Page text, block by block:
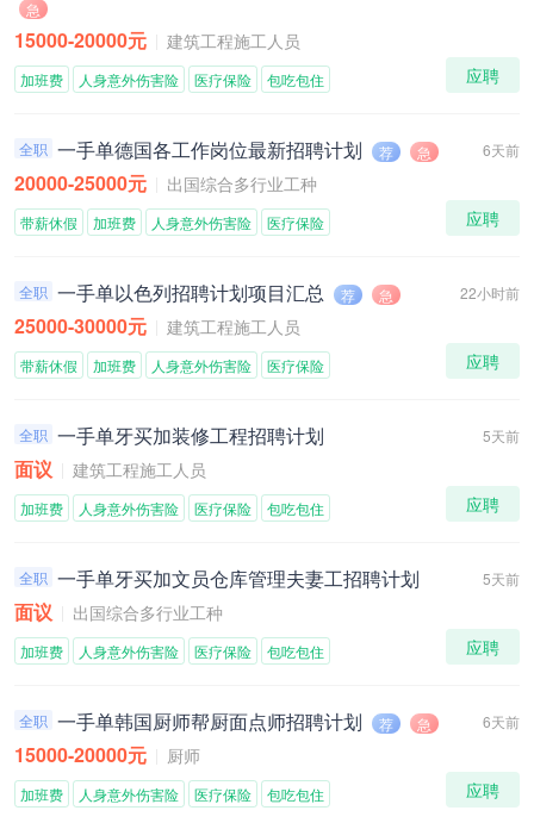
急
15000-20000元
建筑工程施工人员
应聘
加班费 人身意外伤害险 医疗保险 包吃包住
6天前
全职 一手单德国各工作岗位最新招聘计划 荐 急
20000-25000元
出国综合多行业工种
应聘
带薪休假 加班费 人身意外伤害险 医疗保险
22小时前
全职 一手单以色列招聘计划项目汇总 荐 急
25000-30000元
建筑工程施工人员
应聘
带薪休假 加班费 人身意外伤害险 医疗保险
5天前
全职 一手单牙买加装修工程招聘计划
面议
建筑工程施工人员
应聘
加班费 人身意外伤害险 医疗保险 包吃包住
5天前
全职 一手单牙买加文员仓库管理夫妻工招聘计划
面议
出国综合多行业工种
应聘
加班费 人身意外伤害险 医疗保险 包吃包住
6天前
全职 一手单韩国厨师帮厨面点师招聘计划 荐 急
15000-20000元
厨师
应聘
加班费 人身意外伤害险 医疗保险 包吃包住